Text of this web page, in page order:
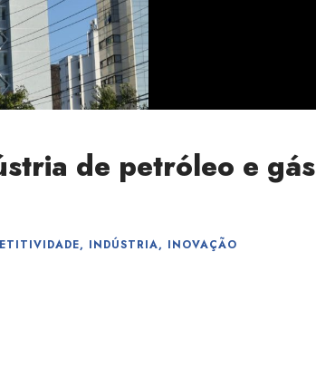
de petróleo e gás
, INDÚSTRIA, INOVAÇÃO